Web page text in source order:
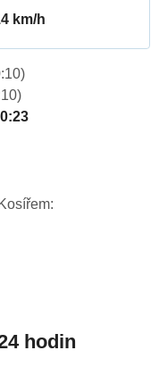
km/h
hodin